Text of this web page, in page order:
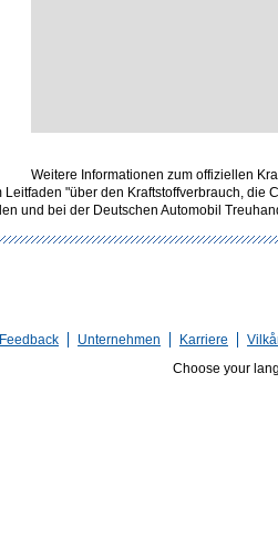
Weitere Informationen zum offiziellen
"über den Kraftstoffverbrauch,
und bei der Deutschen Automobil
Feedback Unternehmen Karriere
Choose your